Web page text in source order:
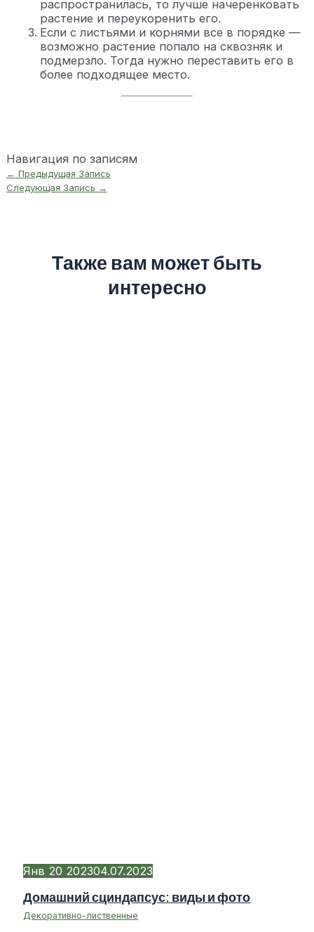
распространилась, то лучше начеренковать
растение и переукоренить его.
Если с листьями и корнями все в порядке —
возможно растение попало на сквозняк и
подмерзло. Тогда нужно переставить его в
более подходящее место.
Навигация по записям
← Предыдущая Запись
Следующая Запись →
Также вам может быть
интересно
Янв 20 202304.07.2023
Домашний сциндапсус: виды и фото
Декоративно-лиственные